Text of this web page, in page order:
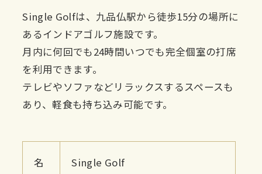
Single Golfは、九品仏駅から徒歩15分の場所に
あるインドアゴルフ施設です。
月内に何回でも24時間いつでも完全個室の打席
を利用できます。
テレビやソファなどリラックスするスペースも
あり、軽食も持ち込み可能です。
名
Single Golf